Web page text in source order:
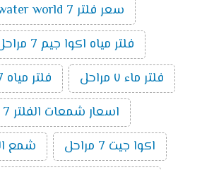
سعر فلتر water world 7 مراحل
فلتر مياه اكوا جيم 7 مراحل امريكي
فلتر ماء ٧ مراحل
فلتر مياه 7 مراحل الماني
اسعار شمعات الفلتر 7 مراحل
اكوا جيت 7 مراحل
شمع